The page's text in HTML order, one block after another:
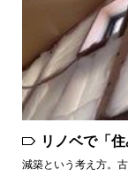
リノベで「
減築という考え方。